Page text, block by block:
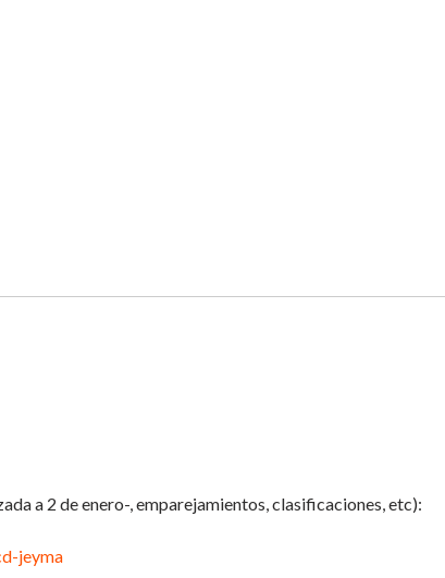
a 2 de enero-, emparejamientos, clasificaciones, etc):
jeyma